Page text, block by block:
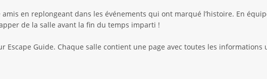
en replongeant dans les événements qui ont marqué l’histoire. En
de la salle avant la fin du temps imparti !
Guide. Chaque salle contient une page avec toutes les informations